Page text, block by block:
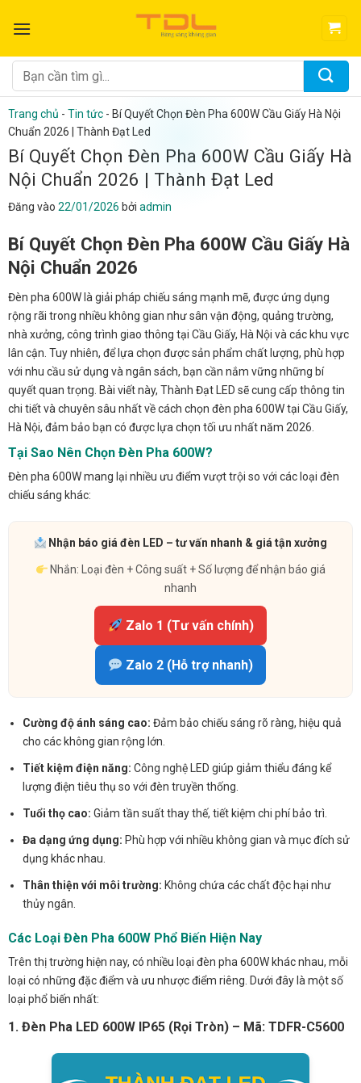
qua
dung
Tìm
kiếm:
Trang chủ - Tin tức - Bí Quyết Chọn Đèn Pha 600W Cầu Giấy Hà Nội
Chuẩn 2026 | Thành Đạt Led
Bí Quyết Chọn Đèn Pha 600W Cầu Giấy Hà
Nội Chuẩn 2026 | Thành Đạt Led
Đăng vào 22/01/2026 bởi admin
Bí Quyết Chọn Đèn Pha 600W Cầu Giấy Hà
Nội Chuẩn 2026
Đèn pha 600W là giải pháp chiếu sáng mạnh mẽ, được ứng dụng
rộng rãi trong nhiều không gian như sân vận động, quảng trường,
nhà xưởng, công trình giao thông tại Cầu Giấy, Hà Nội và các khu vực
lân cận. Tuy nhiên, để lựa chọn được sản phẩm chất lượng, phù hợp
với nhu cầu sử dụng và ngân sách, bạn cần nắm vững những bí
quyết quan trọng. Bài viết này, Thành Đạt LED sẽ cung cấp thông tin
chi tiết và chuyên sâu nhất về cách chọn đèn pha 600W tại Cầu Giấy,
Hà Nội, đảm bảo bạn có được lựa chọn tối ưu nhất năm 2026.
Tại Sao Nên Chọn Đèn Pha 600W?
Đèn pha 600W mang lại nhiều ưu điểm vượt trội so với các loại đèn
chiếu sáng khác:
Nhận báo giá đèn LED – tư vấn nhanh & giá tận xưởng
Nhắn: Loại đèn + Công suất + Số lượng để nhận báo giá
nhanh
Zalo 1 (Tư vấn chính)
Zalo 2 (Hỗ trợ nhanh)
Cường độ ánh sáng cao: Đảm bảo chiếu sáng rõ ràng, hiệu quả
cho các không gian rộng lớn.
Tiết kiệm điện năng: Công nghệ LED giúp giảm thiểu đáng kể
lượng điện tiêu thụ so với đèn truyền thống.
Tuổi thọ cao: Giảm tần suất thay thế, tiết kiệm chi phí bảo trì.
Đa dạng ứng dụng: Phù hợp với nhiều không gian và mục đích sử
dụng khác nhau.
Thân thiện với môi trường: Không chứa các chất độc hại như
thủy ngân.
Các Loại Đèn Pha 600W Phổ Biến Hiện Nay
Trên thị trường hiện nay, có nhiều loại đèn pha 600W khác nhau, mỗi
loại có những đặc điểm và ưu nhược điểm riêng. Dưới đây là một số
loại phổ biến nhất:
1. Đèn Pha LED 600W IP65 (Rọi Tròn) – Mã: TDFR-C5600